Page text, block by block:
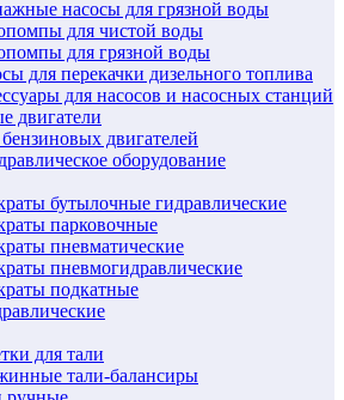
насосы для грязной воды
для чистой воды
для грязной воды
для перекачки дизельного топлива
для насосов и насосных станций
двигатели
двигателей
оборудование
бутылочные гидравлические
парковочные
пневматические
пневмогидравлические
подкатные
для тали
тали-балансиры